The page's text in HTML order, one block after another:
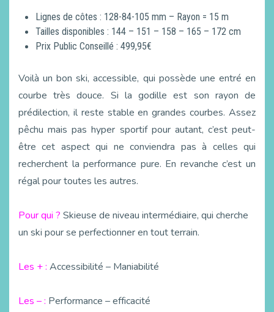
Lignes de côtes : 128-84-105 mm – Rayon = 15 m
Tailles disponibles : 144 – 151 – 158 – 165 – 172 cm
Prix Public Conseillé : 499,95€
Voilà un bon ski, accessible, qui possède une entré en
courbe très douce. Si la godille est son rayon de
prédilection, il reste stable en grandes courbes. Assez
pêchu mais pas hyper sportif pour autant, c’est peut-
être cet aspect qui ne conviendra pas à celles qui
recherchent la performance pure. En revanche c’est un
régal pour toutes les autres.
Pour qui ? Skieuse de niveau intermédiaire, qui cherche
un ski pour se perfectionner en tout terrain.
Les + : Accessibilité – Maniabilité
Les – : Performance – efficacité